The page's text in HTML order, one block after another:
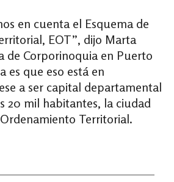
en cuenta el Esquema de
EOT”, dijo Marta
de Corporinoquia en Puerto
es que eso está en
a ser capital departamental
20 mil habitantes, la ciudad
Territorial.